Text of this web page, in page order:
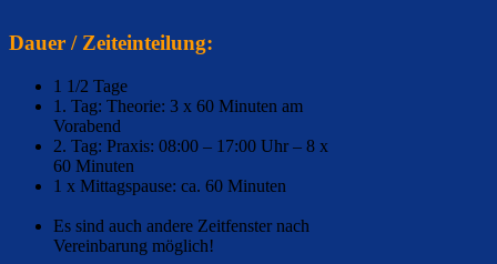
Dauer / Zeiteinteilung:
1 1/2 Tage
1. Tag: Theorie: 3 x 60 Minuten am
Vorabend
2. Tag: Praxis: 08:00 – 17:00 Uhr – 8 x
60 Minuten
1 x Mittagspause: ca. 60 Minuten
Es sind auch andere Zeitfenster nach
Vereinbarung möglich!